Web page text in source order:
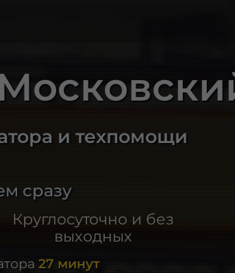
и техпомощи
сразу
Круглосуточно и без
выходных
27 минут